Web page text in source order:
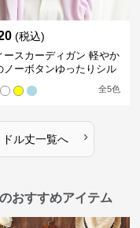
(税込)
ースカーディガン 軽やか
ノーボタンゆったりシル
全5色
ドル丈一覧へ ›
おすすめアイテム